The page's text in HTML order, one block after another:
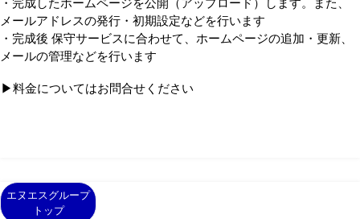
・完成したホームページを公開（アップロード）します。また、
メールアドレスの発行・初期設定などを行います
・完成後 保守サービスに合わせて、ホームページの追加・更新、
メールの管理などを行います
▶料金についてはお問合せください
エヌエスグループ
トップ